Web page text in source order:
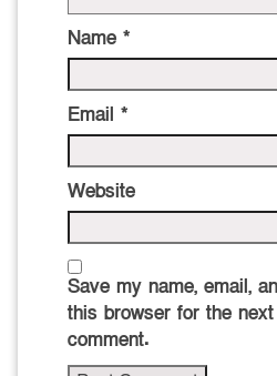
Name *
Email *
Website
Save my name, email,
this browser for the
comment.